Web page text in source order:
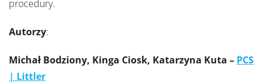
procedury.
Autorzy:
Michał Bodziony, Kinga Ciosk, Katarzyna Kuta – PCS
| Littler